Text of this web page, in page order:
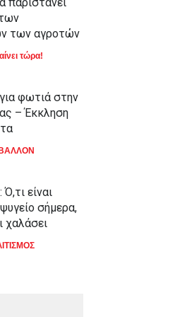
των αγροτών
τώρα!
φωτιά στην
– Έκκληση
είναι
σήμερα,
χαλάσει